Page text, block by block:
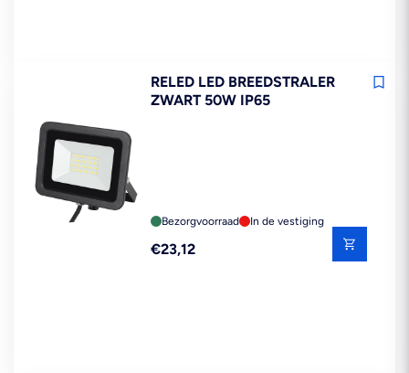
RELED LED BREEDSTRALER
ZWART 50W IP65
Bezorgvoorraad In de vestiging
Reguliere
€23,12